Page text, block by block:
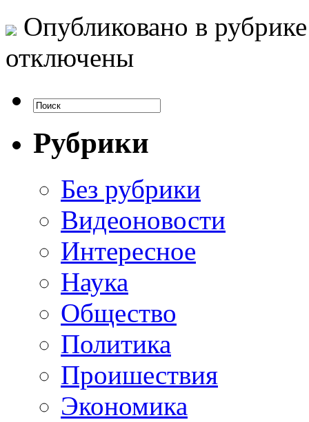
Опубликовано в
отключены
Рубрики
Без рубрики
Видеоновости
Интересное
Наука
Общество
Политика
Проишествия
Экономика